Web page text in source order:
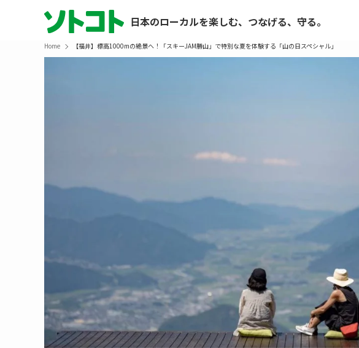
日本のローカルを楽しむ、つなげる、守る。
Home 【福井】標高1000mの絶景へ！「スキーJAM勝山」で特別な夏を体験する「山の日スペシャル」